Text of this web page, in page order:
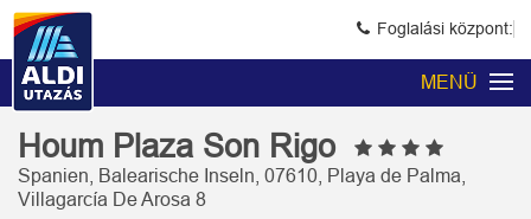
Foglalási központ:
MENÜ
Houm Plaza Son Rigo
Spanien, Balearische Inseln, 07610, Playa de Palma,
Villagarcía De Arosa 8